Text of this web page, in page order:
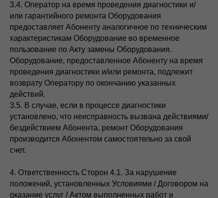
3.4. Оператор на время проведения диагностики и/
или гарантийного ремонта Оборудования
предоставляет Абоненту аналогичное по техническим
характеристикам Оборудование во временное
пользование по Акту замены Оборудования.
Оборудование, предоставленное Абоненту на время
проведения диагностики и/или ремонта, подлежит
возврату Оператору по окончанию указанных
действий.
3.5. В случае, если в процессе диагностики
установлено, что неисправность вызвана действиями/
бездействием Абонента, ремонт Оборудования
производится Абонентом самостоятельно за свой
счет.
4. Ответственность Сторон 4.1. За нарушение
положений, установленных Условиями / Договором на
оказание услуг / Актом выполненных работ и